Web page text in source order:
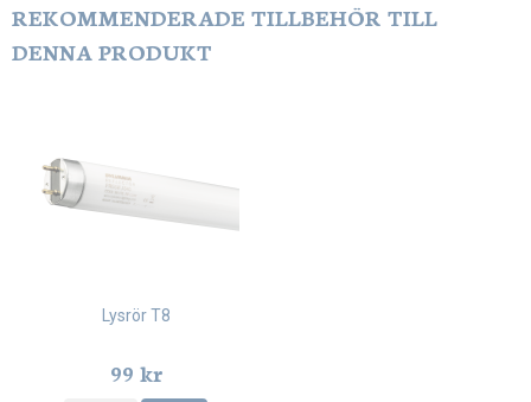
REKOMMENDERADE TILLBEHÖR TILL
DENNA PRODUKT
Lysrör T8
99 kr